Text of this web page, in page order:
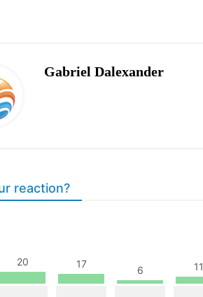
Gabriel Dalexander
reaction?
20 17
6 11